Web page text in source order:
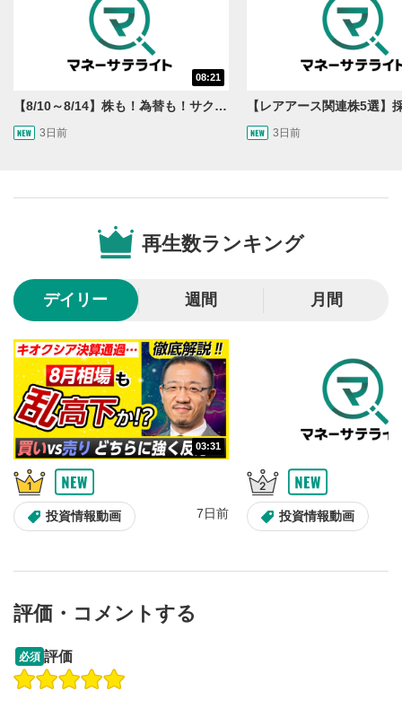
10秒戻し/10秒送り
10秒、動画を巻き戻し/早送りします。
再生位置を示しています。再生したい位置をクリック
するとその位置から動画が再生されます。
スライダーを上下すると音量が調整できます。
8
全画面表示
動画が全画面で表示されます。再度クリックすると元
のサイズに戻ります。
08:21
【8/10～8/14】株も！為替も！サクッと！来週のマーケット見通し＜Next View＞
3日前 3日前
再生数ランキング
デイリー 週間 月間
03:31
投資情報動画 7日前 投資情報動画
操作説明動画
評価・コメントする
必須 評価